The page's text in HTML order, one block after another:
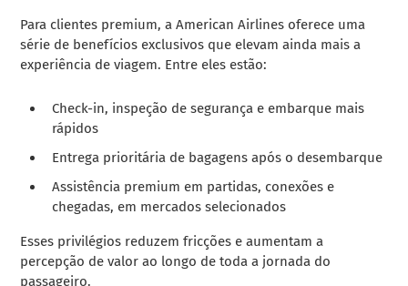
Para clientes premium, a American Airlines oferece uma
série de benefícios exclusivos que elevam ainda mais a
experiência de viagem. Entre eles estão:
Check-in, inspeção de segurança e embarque mais
rápidos
Entrega prioritária de bagagens após o desembarque
Assistência premium em partidas, conexões e
chegadas, em mercados selecionados
Esses privilégios reduzem fricções e aumentam a
percepção de valor ao longo de toda a jornada do
passageiro.